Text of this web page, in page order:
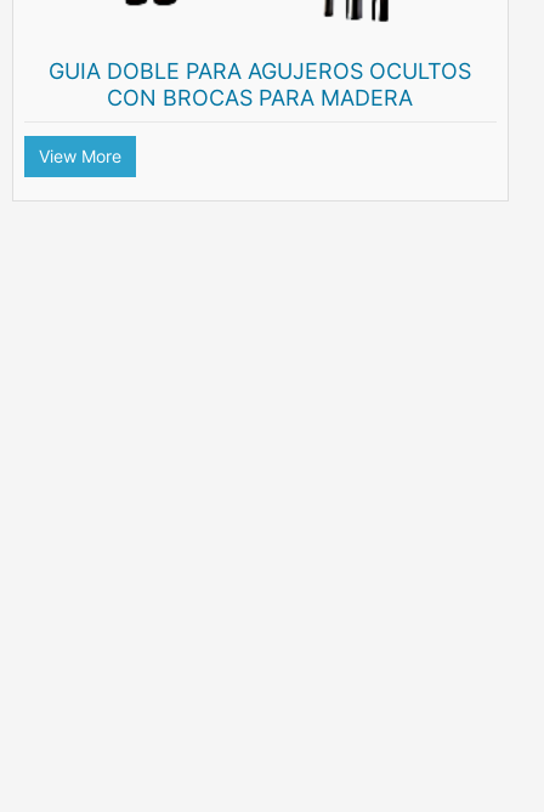
GUIA DOBLE PARA AGUJEROS OCULTOS
CON BROCAS PARA MADERA
View More